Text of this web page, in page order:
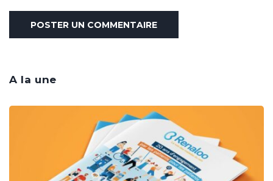
A la une